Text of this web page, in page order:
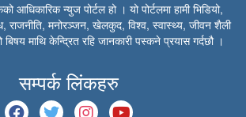
आधिकारिक न्युज पोर्टल हो । यो पोर्टलमा हामी भिडियो,
राजनीति, मनोरञ्जन, खेलकुद, विश्व, स्वास्थ्य, जीवन शैली
माथि केन्द्रित रहि जानकारी पस्कने प्रयास गर्दछौ ।
सम्पर्क लिंकहरु